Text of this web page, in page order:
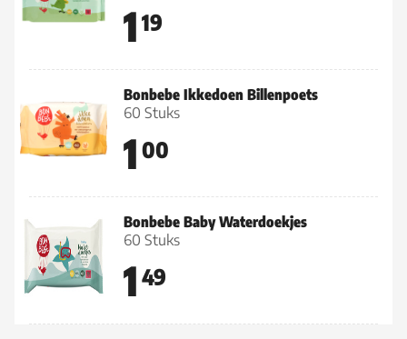
1 19
Bonbebe Ikkedoen Billenpoets
60 Stuks
1 00
Bonbebe Baby Waterdoekjes
60 Stuks
1 49